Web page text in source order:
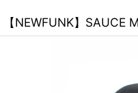
【NEWFUNK】SAUCE